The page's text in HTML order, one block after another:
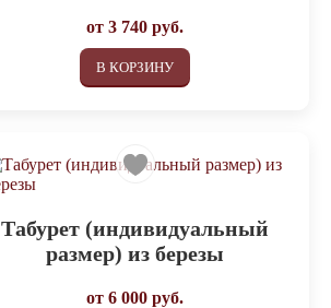
от3 740 руб.
В КОРЗИНУ
Табурет (индивидуальный
размер) из березы
от6 000 руб.